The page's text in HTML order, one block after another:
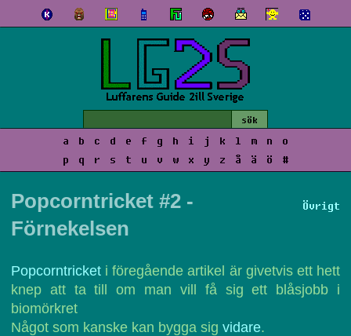
a b c d e f g h i j k l m n
o
p
q r s t u v w x y z å ä ö #
Övrigt
Popcorntricket #2 -
Förnekelsen
Popcorntricket i föregående artikel är givetvis ett hett
knep att ta till om man vill få sig ett blåsjobb i
biomörkret
Något som kanske kan bygga sig vidare.